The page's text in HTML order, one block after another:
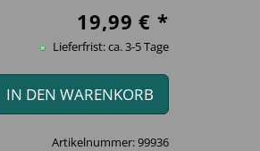
19,99 € *
Lieferfrist: ca. 3-5 Tage
IN DEN WARENKORB
Artikelnummer:99936